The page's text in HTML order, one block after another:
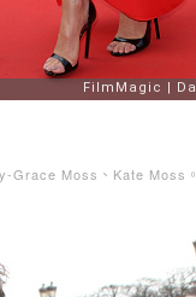
Grace Moss、Kate Moss。